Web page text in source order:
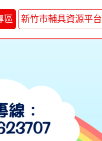
區 新竹市輔具資源平台